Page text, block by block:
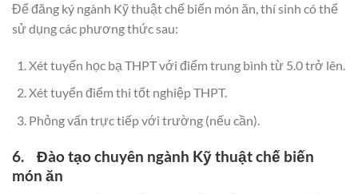
Để đăng ký ngành Kỹ thuật chế biến món ăn, thí sinh có thể
sử dụng các phương thức sau:
Xét tuyển học bạ THPT với điểm trung bình từ 5.0 trở lên.
Xét tuyển điểm thi tốt nghiệp THPT.
Phỏng vấn trực tiếp với trường (nếu cần).
6. Đào tạo chuyên ngành Kỹ thuật chế biến
món ăn